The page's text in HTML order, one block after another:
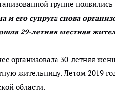
группе появились
и его супруга снова
29-летняя местная
организовала 30-летняя
жительницу. Летом 2019
области.